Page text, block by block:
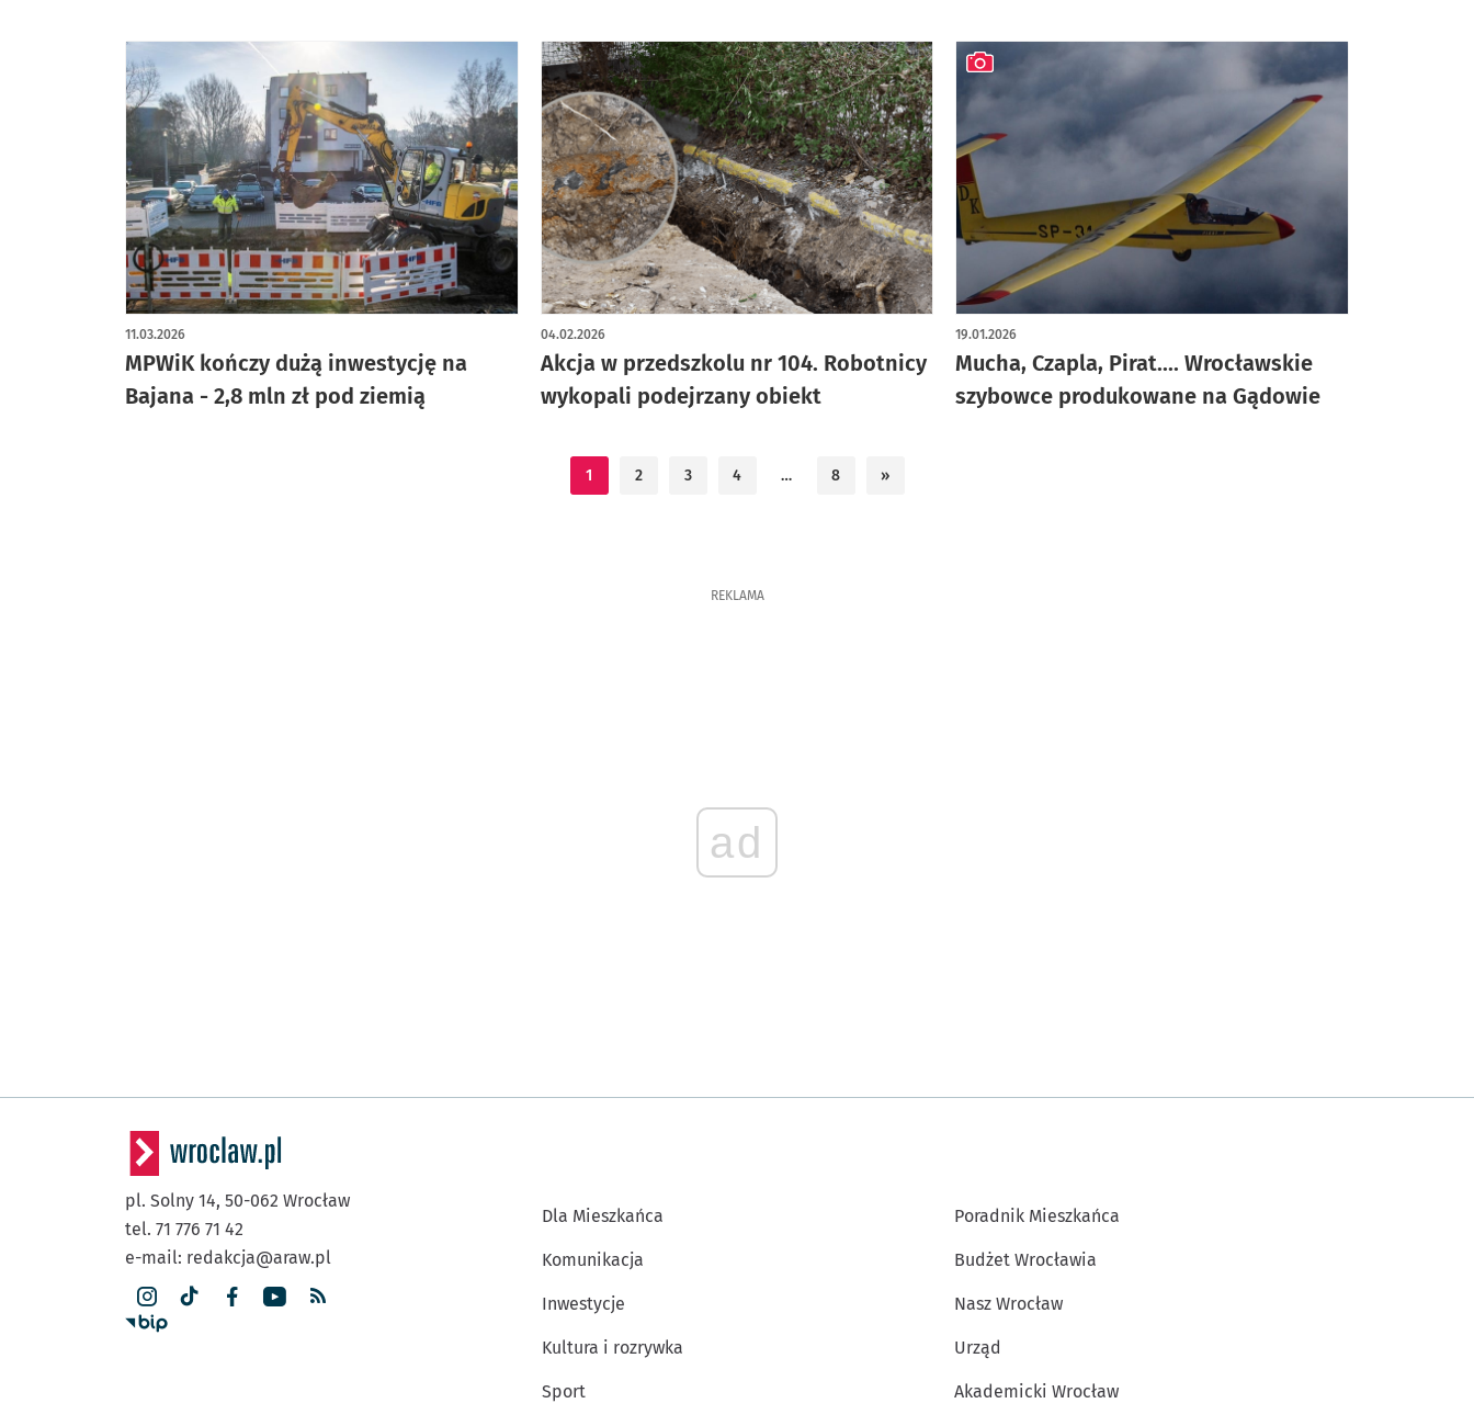
MPWiK kończy dużą inwestycję na
Bajana - 2,8 mln zł pod ziemią
11.03.2026
Akcja w przedszkolu nr 104. Robotnicy
wykopali podejrzany obiekt
04.02.2026
Mucha, Czapla, Pirat.... Wrocławskie
szybowce produkowane na Gądowie
19.01.2026
artykuł z galerią zdjęć
1 2 3 4 … 8 »
REKLAMA
ad
pl. Solny 14, 50-062 Wrocław
tel. 71 776 71 42
e-mail: redakcja@araw.pl
Dla Mieszkańca
Komunikacja
Inwestycje
Kultura i rozrywka
Sport
Poradnik Mieszkańca
Budżet Wrocławia
Nasz Wrocław
Urząd
Akademicki Wrocław